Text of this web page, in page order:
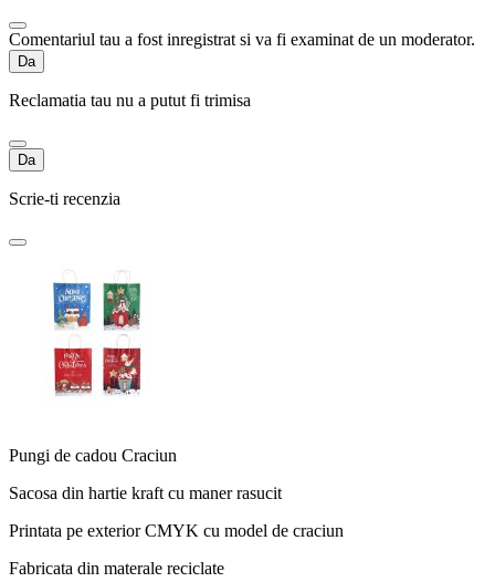
Comentariul tau a fost inregistrat si va fi examinat de un moderator.
Da
Reclamatia tau nu a putut fi trimisa
Da
Scrie-ti recenzia
Pungi de cadou Craciun
Sacosa din hartie kraft cu maner rasucit
Printata pe exterior CMYK cu model de craciun
Fabricata din materale reciclate